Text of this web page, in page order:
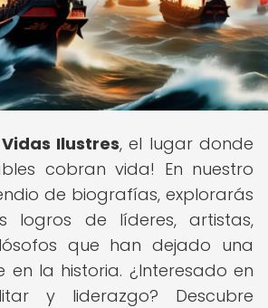
Vidas Ilustres, el lugar donde
cobran vida! En nuestro
de biografías, explorarás
logros de líderes, artistas,
que han dejado una
en la historia. ¿Interesado en
y liderazgo? Descubre